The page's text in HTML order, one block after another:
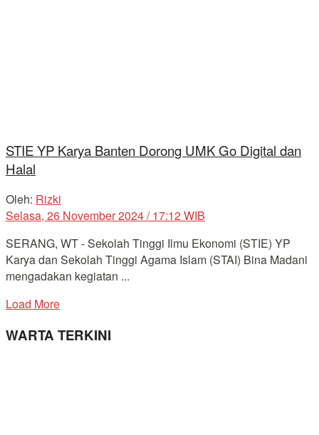
STIE YP Karya Banten Dorong UMK Go Digital dan
Halal
Oleh: Rizki
Selasa, 26 November 2024 / 17:12 WIB
SERANG, WT - Sekolah Tinggi Ilmu Ekonomi (STIE) YP
Karya dan Sekolah Tinggi Agama Islam (STAI) Bina Madani
mengadakan kegiatan ...
Load More
WARTA TERKINI